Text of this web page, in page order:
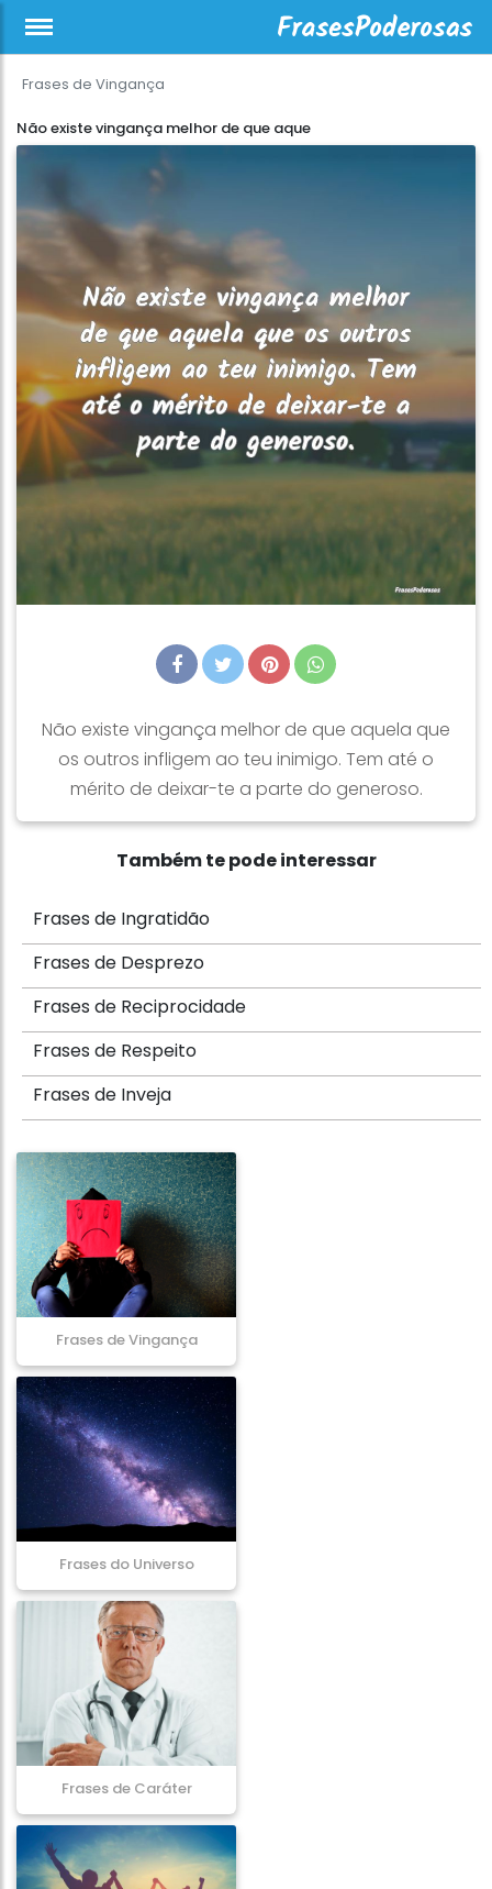
Frases de Vingança
Não existe vingança melhor de que aque
Não existe vingança melhor de que aquela que
os outros infligem ao teu inimigo. Tem até o
mérito de deixar-te a parte do generoso.
Também te pode interessar
Frases de Ingratidão
Frases de Desprezo
Frases de Reciprocidade
Frases de Respeito
Frases de Inveja
Frases de Vingança
Frases do Universo
Frases de Caráter